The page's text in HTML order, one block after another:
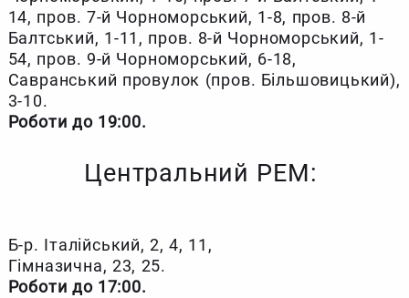
14, пров. 7-й Чорноморський, 1-8, пров. 8-й
Балтський, 1-11, пров. 8-й Чорноморський, 1-
54, пров. 9-й Чорноморський, 6-18,
Савранський провулок (пров. Більшовицький),
3-10.
Роботи до 19:00.
Центральний РЕМ:
Б-р. Італійський, 2, 4, 11,
Гімназична, 23, 25.
Роботи до 17:00.